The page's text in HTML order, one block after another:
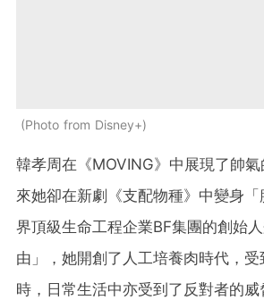
Photo from Disney+
韓孝周在《MOVING》中展現了帥
來她卻在新劇《支配物種》中變身
界頂級生命工程企業BF集團的創始
由」，她開創了人工培養肉時代，受
時，日常生活中亦受到了反對者的威